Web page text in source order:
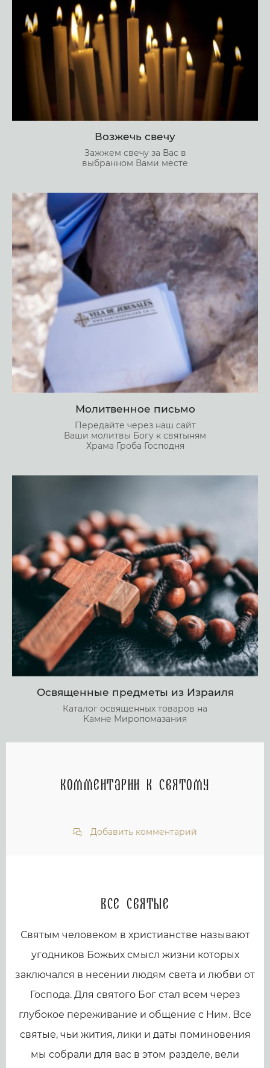
Возжечь свечу
Зажжем свечу за Вас в
выбранном Вами месте
Молитвенное письмо
Передайте через наш сайт
Ваши молитвы Богу к святыням
Храма Гроба Господня
Освященные предметы из Израиля
Каталог освященных товаров на
Камне Миропомазания
Комментарии к святому
Добавить комментарий
Все святые
Святым человеком в христианстве называют
угодников Божьих смысл жизни которых
заключался в несении людям света и любви от
Господа. Для святого Бог стал всем через
глубокое переживание и общение с Ним. Все
святые, чьи жития, лики и даты поминовения
мы собрали для вас в этом разделе, вели